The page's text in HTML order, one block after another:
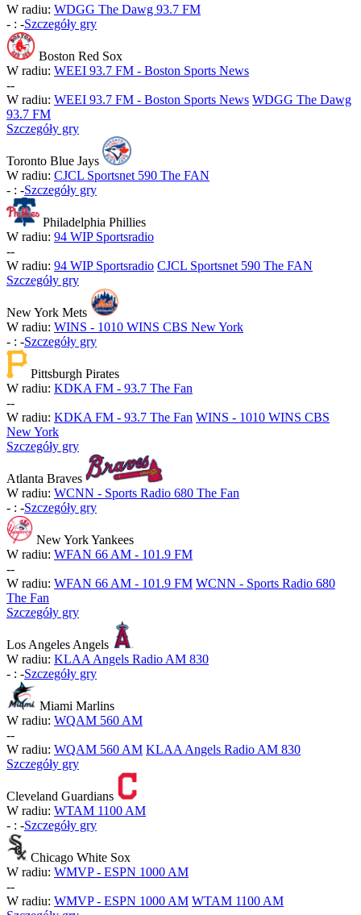
W radiu: WDGG The Dawg 93.7 FM
- : -Szczegóły gry
Boston Red Sox
W radiu: WEEI 93.7 FM - Boston Sports News
--
W radiu: WEEI 93.7 FM - Boston Sports News WDGG The Dawg
93.7 FM
Szczegóły gry
Toronto Blue Jays
W radiu: CJCL Sportsnet 590 The FAN
- : -Szczegóły gry
Philadelphia Phillies
W radiu: 94 WIP Sportsradio
--
W radiu: 94 WIP Sportsradio CJCL Sportsnet 590 The FAN
Szczegóły gry
New York Mets
W radiu: WINS - 1010 WINS CBS New York
- : -Szczegóły gry
Pittsburgh Pirates
W radiu: KDKA FM - 93.7 The Fan
--
W radiu: KDKA FM - 93.7 The Fan WINS - 1010 WINS CBS
New York
Szczegóły gry
Atlanta Braves
W radiu: WCNN - Sports Radio 680 The Fan
- : -Szczegóły gry
New York Yankees
W radiu: WFAN 66 AM - 101.9 FM
--
W radiu: WFAN 66 AM - 101.9 FM WCNN - Sports Radio 680
The Fan
Szczegóły gry
Los Angeles Angels
W radiu: KLAA Angels Radio AM 830
- : -Szczegóły gry
Miami Marlins
W radiu: WQAM 560 AM
--
W radiu: WQAM 560 AM KLAA Angels Radio AM 830
Szczegóły gry
Cleveland Guardians
W radiu: WTAM 1100 AM
- : -Szczegóły gry
Chicago White Sox
W radiu: WMVP - ESPN 1000 AM
--
W radiu: WMVP - ESPN 1000 AM WTAM 1100 AM